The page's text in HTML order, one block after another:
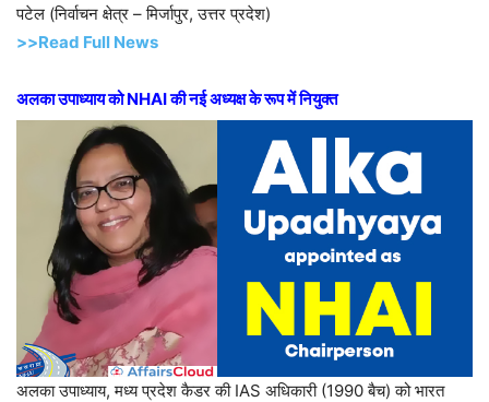
पटेल (निर्वाचन क्षेत्र – मिर्जापुर, उत्तर प्रदेश)
>>Read Full News
अलका उपाध्याय को NHAI की नई अध्यक्ष के रूप में नियुक्त
अलका उपाध्याय, मध्य प्रदेश कैडर की IAS अधिकारी (1990 बैच) को भारत